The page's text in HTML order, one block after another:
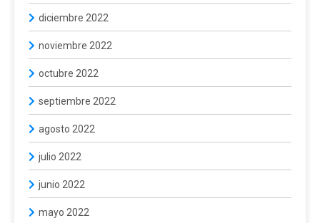
diciembre 2022
noviembre 2022
octubre 2022
septiembre 2022
agosto 2022
julio 2022
junio 2022
mayo 2022